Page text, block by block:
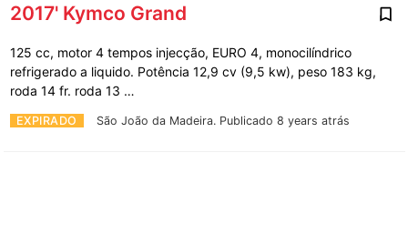
2017' Kymco Grand
EXPIRADO São João da Madeira. Publicado 8 years atrás
125 cc, motor 4 tempos injecção, EURO 4, monocilíndrico
refrigerado a liquido. Potência 12,9 cv (9,5 kw), peso 183 kg,
roda 14 fr. roda 13 …